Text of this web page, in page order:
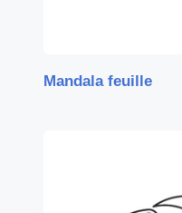
Mandala feuille